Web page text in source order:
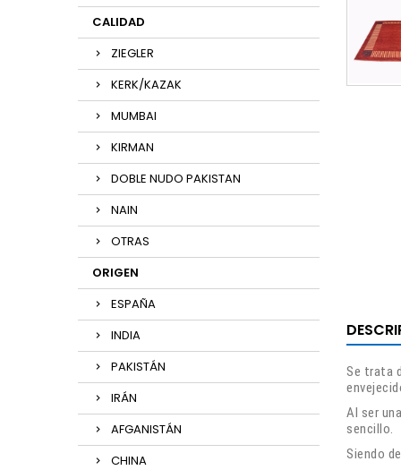
CALIDAD
ZIEGLER
KERK/KAZAK
MUMBAI
KIRMAN
DOBLE NUDO PAKISTAN
NAIN
OTRAS
ORIGEN
ESPAÑA
INDIA
PAKISTÁN
IRÁN
AFGANISTÁN
CHINA
Se trata
Al ser
sencillo.
Siendo